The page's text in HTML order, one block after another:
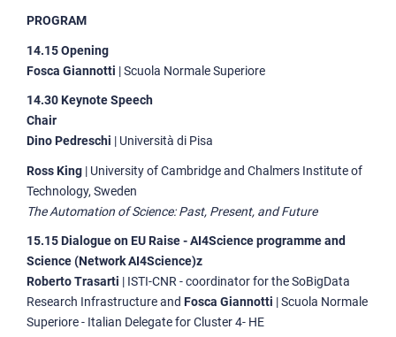
PROGRAM
14.15 Opening
Fosca Giannotti | Scuola Normale Superiore
14.30 Keynote Speech
Chair
Dino Pedreschi | Università di Pisa
Ross King | University of Cambridge and Chalmers Institute of
Technology, Sweden
The Automation of Science: Past, Present, and Future
15.15 Dialogue on EU Raise - AI4Science programme and
Science (Network AI4Science)z
Roberto Trasarti | ISTI-CNR - coordinator for the SoBigData
Research Infrastructure and Fosca Giannotti | Scuola Normale
Superiore - Italian Delegate for Cluster 4- HE